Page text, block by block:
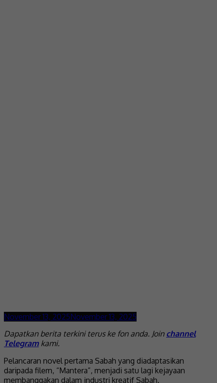
November 13, 2025November 13, 2025
Dapatkan berita terkini terus ke fon anda. Join channel
Telegramkami.
Pelancaran novel pertama Sabah yang diadaptasikan
daripada filem, “Mantera”, menjadi satu lagi kejayaan
membanggakan dalam industri kreatif Sabah.